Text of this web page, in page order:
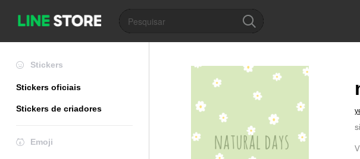
Stickers
Stickers oficiais
Stickers de criadores
Emoji